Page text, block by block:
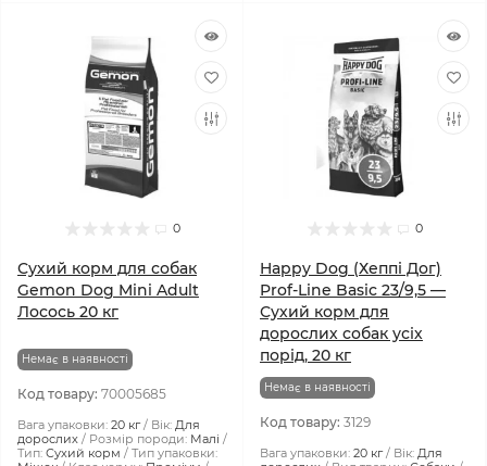
0
Сухий корм для собак
Gemon Dog Mini Adult
Лосось 20 кг
Немає в наявності
Код товару: 70005685
Вага упаковки: 20 кг Вік: Для
дорослих
Розмір породи: Малі
Тип: Сухий корм
Тип упаковки:
0
Happy Dog (Хеппі Дог)
Prof-Line Basic 23/9,5 —
Сухий корм для
дорослих собак усіх
порід, 20 кг
Немає в наявності
Код товару: 3129
Вага упаковки: 20 кг Вік: Для